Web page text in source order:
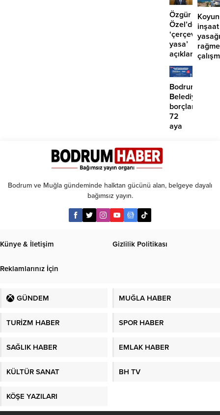
Özgür
Özel’den
‘çerçeve
yasa’
açıklaması:
‘İmza
atma
çabamız
yok’
inşaat
Bodrum
borçlara
72
aya
Bodrum ve Muğla gündeminde halktan gücünü alan, belgeye dayalı
bağımsız yayın.
Künye & İletişim Gizlilik Politikası
Reklamlarınız İçin
GÜNDEM MUĞLA HABER
TURİZM HABER SPOR HABER
SAĞLIK HABER EMLAK HABER
KÜLTÜR SANAT BH TV
KÖŞE YAZILARI